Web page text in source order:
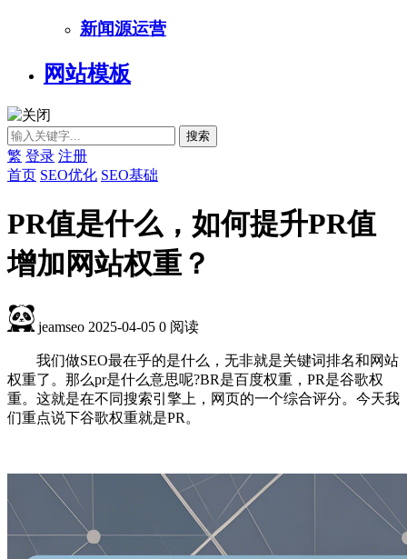
新闻源运营
网站模板
繁 登录 注册
首页 SEO优化 SEO基础
PR值是什么，如何提升PR值
增加网站权重？
jeamseo 2025-04-05 0 阅读
我们做SEO最在乎的是什么，无非就是关键词排名和网站
权重了。那么pr是什么意思呢?BR是百度权重，PR是谷歌权
重。这就是在不同搜索引擎上，网页的一个综合评分。今天我
们重点说下谷歌权重就是PR。